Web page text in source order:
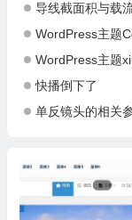
导线截面积与载
WordPress主题
WordPress主题
快播倒下了
单反镜头的相关